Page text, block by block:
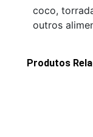
coco,
outros
Produtos